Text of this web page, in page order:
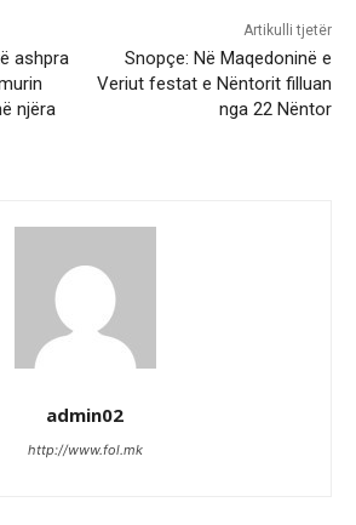
ashpra
njëra
Artikulli tjetër
Snopçe: Në Maqedoninë e
Veriut festat e Nëntorit filluan
nga 22 Nëntor
admin02
http://www.fol.mk